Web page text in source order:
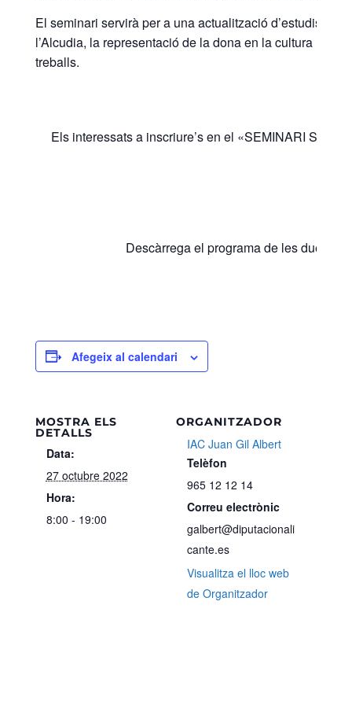
El seminari servirà per a una actualització d’estudis
l’Alcudia, la representació de la dona en la cultura
treballs.
Els interessats a inscriure’s en el «SEMINARI
Descàrrega el programa de les dues
Afegeix al calendari
MOSTRA ELS
DETALLS
Data:
27 octubre 2022
Hora:
8:00 - 19:00
ORGANITZADOR
IAC Juan Gil Albert
Telèfon
965 12 12 14
Correu electrònic
galbert@diputacionali
cante.es
Visualitza el lloc web
de Organitzador